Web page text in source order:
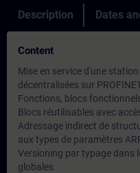
Description Dates
Content
Mise en service d'une
décentralisées sur
Fonctions, blocs
Blocs réutilisables avec
Adressage indirect de
aux types de paramètres
Versioning par typage dans
globales